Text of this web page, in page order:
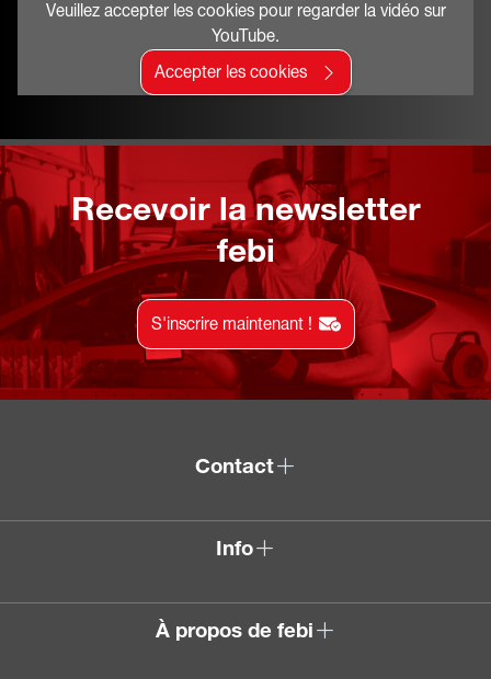
Veuillez accepter les cookies pour regarder la vidéo sur
YouTube.
Accepter les cookies
Recevoir la newsletter
febi
S'inscrire maintenant !
Contact
Info
À propos de febi